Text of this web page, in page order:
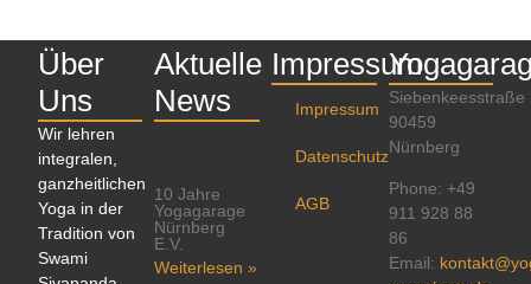
Über
Uns
Wir lehren
integralen,
ganzheitlichen
Yoga in der
Tradition von
Swami
Aktuelle
News
10 Jahre
Yogagarage
Nürnberg
E.V.
Weiterlesen »
Impressum
Impressum
Datenschutz
AGB
Siebenkeesstraße
90459
Nürnberg
Phone: +49
911 928 88
86
Email: